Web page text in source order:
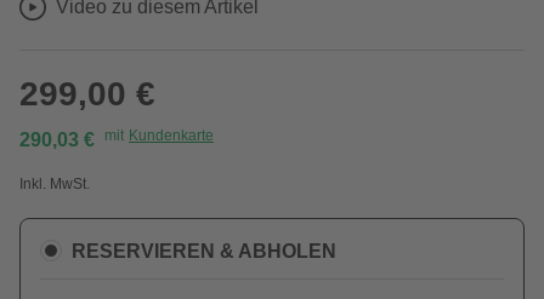
Video zu diesem Artikel
299,00 €
290,03 € mit Kundenkarte
Inkl. MwSt.
RESERVIEREN & ABHOLEN